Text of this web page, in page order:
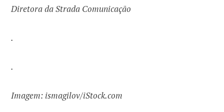
Diretora da Strada Comunicação
.
.
Imagem: ismagilov/iStock.com